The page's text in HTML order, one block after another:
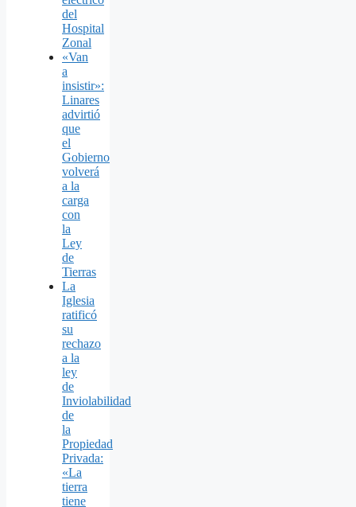
del
Hospital
Zonal
«Van
a
insistir»:
Linares
advirtió
que
el
Gobierno
volverá
a la
carga
con
la
Ley
de
Tierras
La
Iglesia
ratificó
su
rechazo
a la
ley
de
Inviolabilidad
de
la
Propiedad
Privada:
«La
tierra
tiene